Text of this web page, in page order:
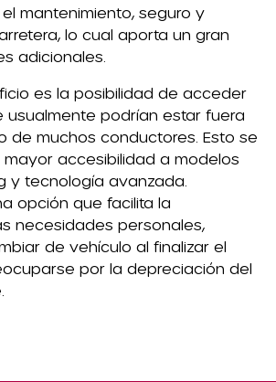
mantenimiento, seguro y
lo cual aporta un gran
adicionales.
es la posibilidad de acceder
usualmente podrían estar fuera
de muchos conductores. Esto se
accesibilidad a modelos
y tecnología avanzada.
opción que facilita la
necesidades personales,
de vehículo al finalizar el
por la depreciación del